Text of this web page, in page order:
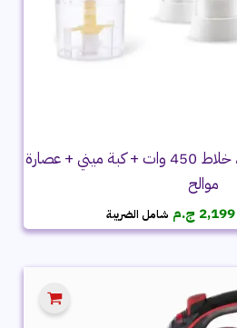
باندل ميانتا BCC4000A، خلاط 450 وات + كبة ميني + عصارة
موالح
السعر
الأصلي
2,999 ج.م.
2,199 ج.م السعر
الحالي
2,199 ج.م.
شامل الضريبة